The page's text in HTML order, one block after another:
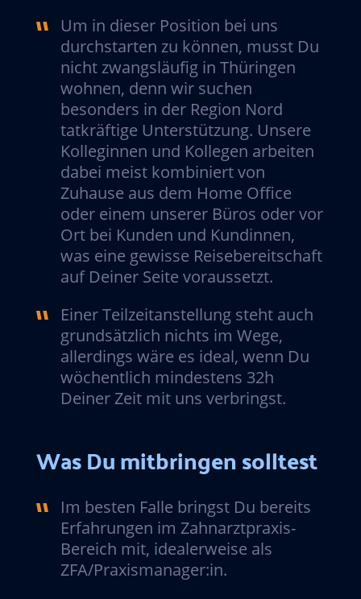
Um in dieser Position bei uns
durchstarten zu können, musst Du
nicht zwangsläufig in Thüringen
wohnen, denn wir suchen
besonders in der Region Nord
tatkräftige Unterstützung. Unsere
Kolleginnen und Kollegen arbeiten
dabei meist kombiniert von
Zuhause aus dem Home Office
oder einem unserer Büros oder vor
Ort bei Kunden und Kundinnen,
was eine gewisse Reisebereitschaft
auf Deiner Seite voraussetzt.
Einer Teilzeitanstellung steht auch
grundsätzlich nichts im Wege,
allerdings wäre es ideal, wenn Du
wöchentlich mindestens 32h
Deiner Zeit mit uns verbringst.
Was Du mitbringen solltest
Im besten Falle bringst Du bereits
Erfahrungen im Zahnarztpraxis-
Bereich mit, idealerweise als
ZFA/Praxismanager:in.